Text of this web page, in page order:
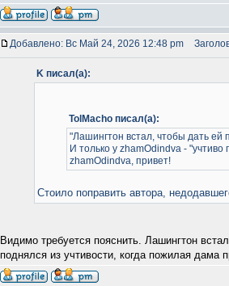
Добавлено: Вс Май 24, 2026 12:48 pm
K писал(а):
TolMacho писал(а):
"Лашингтон встал, чтобы дать ей
И только у zhamOdindva - "учтиво
zhamOdindva, привет!
Стоило поправить автора,
Видимо требуется пояснить. Лашингтон
поднялся из учтивости, когда пожилая дама